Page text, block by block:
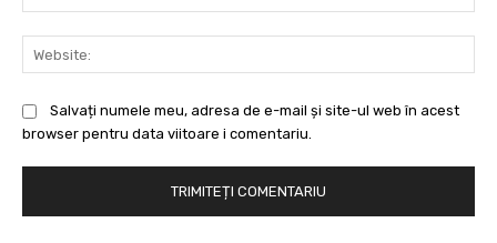
Salvați numele meu, adresa de e-mail și site-ul web în acest
browser pentru data viitoare i comentariu.